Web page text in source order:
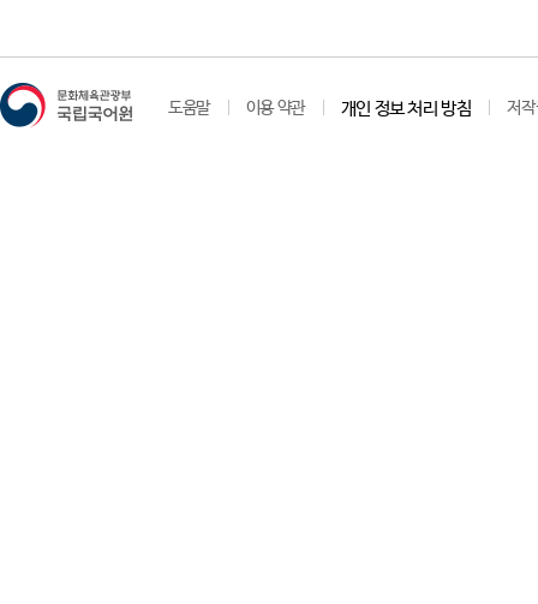
도움말 이용 약관 개인 정보 처리 방침 저